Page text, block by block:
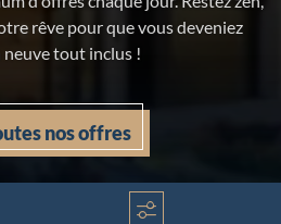
rêve pour que vous deveniez
tout inclus !
nos offres